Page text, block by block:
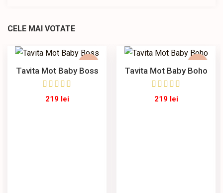
CELE MAI VOTATE
Tavita Mot Baby Boss
219 lei
Tavita Mot Baby Boho
219 lei